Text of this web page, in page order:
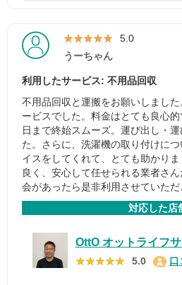
★★★★★
★★★★★ 5.0
うーちゃん
利用したサービス: 不用品回収
不用品回収と運搬をお願いしまし
ービスでした。料金はとても良心
日まで終始スムーズ。運び出し・
た。さらに、洗濯機の取り付けに
イスをしてくれて、とても助かり
良く、安心して任せられる業者さ
会があったら是非利用させていただ
対応した店
OttO オットライフ
★★★★★
★★★★★ 5.0 口